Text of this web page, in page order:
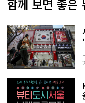
함께 보면 좋은
'